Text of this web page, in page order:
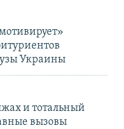
Украины
и тотальный
вызовы